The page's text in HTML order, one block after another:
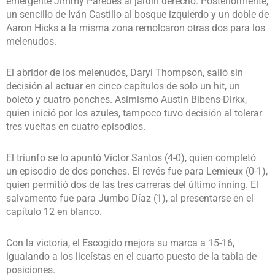
un sencillo de Iván Castillo al bosque izquierdo y un doble de
Aaron Hicks a la misma zona remolcaron otras dos para los
melenudos.
El abridor de los melenudos, Daryl Thompson, salió sin
decisión al actuar en cinco capítulos de solo un hit, un
boleto y cuatro ponches. Asimismo Austin Bibens-Dirkx,
quien inició por los azules, tampoco tuvo decisión al tolerar
tres vueltas en cuatro episodios.
El triunfo se lo apuntó Víctor Santos (4-0), quien completó
un episodio de dos ponches. El revés fue para Lemieux (0-1),
quien permitió dos de las tres carreras del último inning. El
salvamento fue para Jumbo Díaz (1), al presentarse en el
capítulo 12 en blanco.
Con la victoria, el Escogido mejora su marca a 15-16,
igualando a los liceístas en el cuarto puesto de la tabla de
posiciones.